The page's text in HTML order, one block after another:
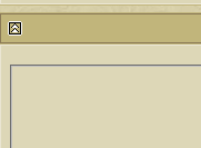
مشاركات المشاهدات
1324
639306